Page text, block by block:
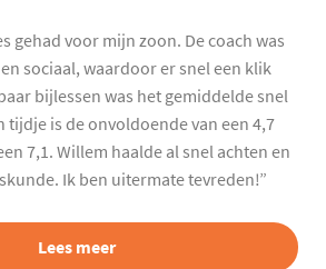
gehad voor mijn zoon. De coach was
sociaal, waardoor er snel een klik
bijlessen was het gemiddelde snel
tijdje is de onvoldoende van een 4,7
7,1. Willem haalde al snel achten en
Ik ben uitermate tevreden!”
Lees meer